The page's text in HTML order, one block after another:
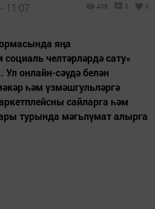
11:07 438 0 0
яңа
челтәрләрдә сату»
онлайн-сәүдә белән
һәм үзмәшгульләргә
сайларга һәм
турында мәгьлүмат алырга